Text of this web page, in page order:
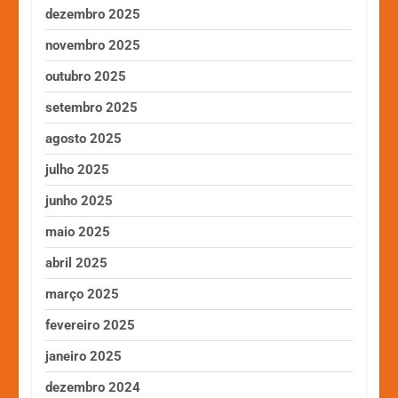
dezembro 2025
novembro 2025
outubro 2025
setembro 2025
agosto 2025
julho 2025
junho 2025
maio 2025
abril 2025
março 2025
fevereiro 2025
janeiro 2025
dezembro 2024